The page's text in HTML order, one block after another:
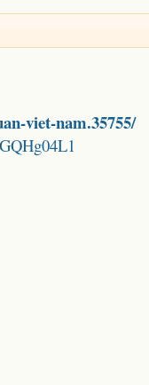
viet-nam.35755/